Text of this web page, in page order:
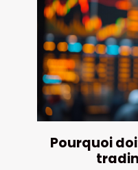
Pourquoi